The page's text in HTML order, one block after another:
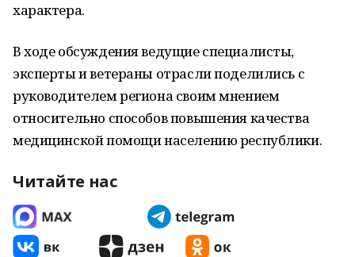
характера.
В ходе обсуждения ведущие специалисты,
эксперты и ветераны отрасли поделились с
руководителем региона своим мнением
относительно способов повышения качества
медицинской помощи населению республики.
Читайте нас